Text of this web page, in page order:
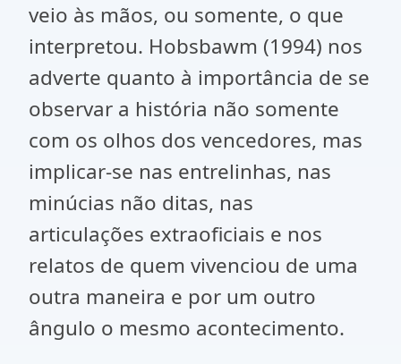
veio às mãos, ou somente, o que
interpretou. Hobsbawm (1994) nos
adverte quanto à importância de se
observar a história não somente
com os olhos dos vencedores, mas
implicar-se nas entrelinhas, nas
minúcias não ditas, nas
articulações extraoficiais e nos
relatos de quem vivenciou de uma
outra maneira e por um outro
ângulo o mesmo acontecimento.